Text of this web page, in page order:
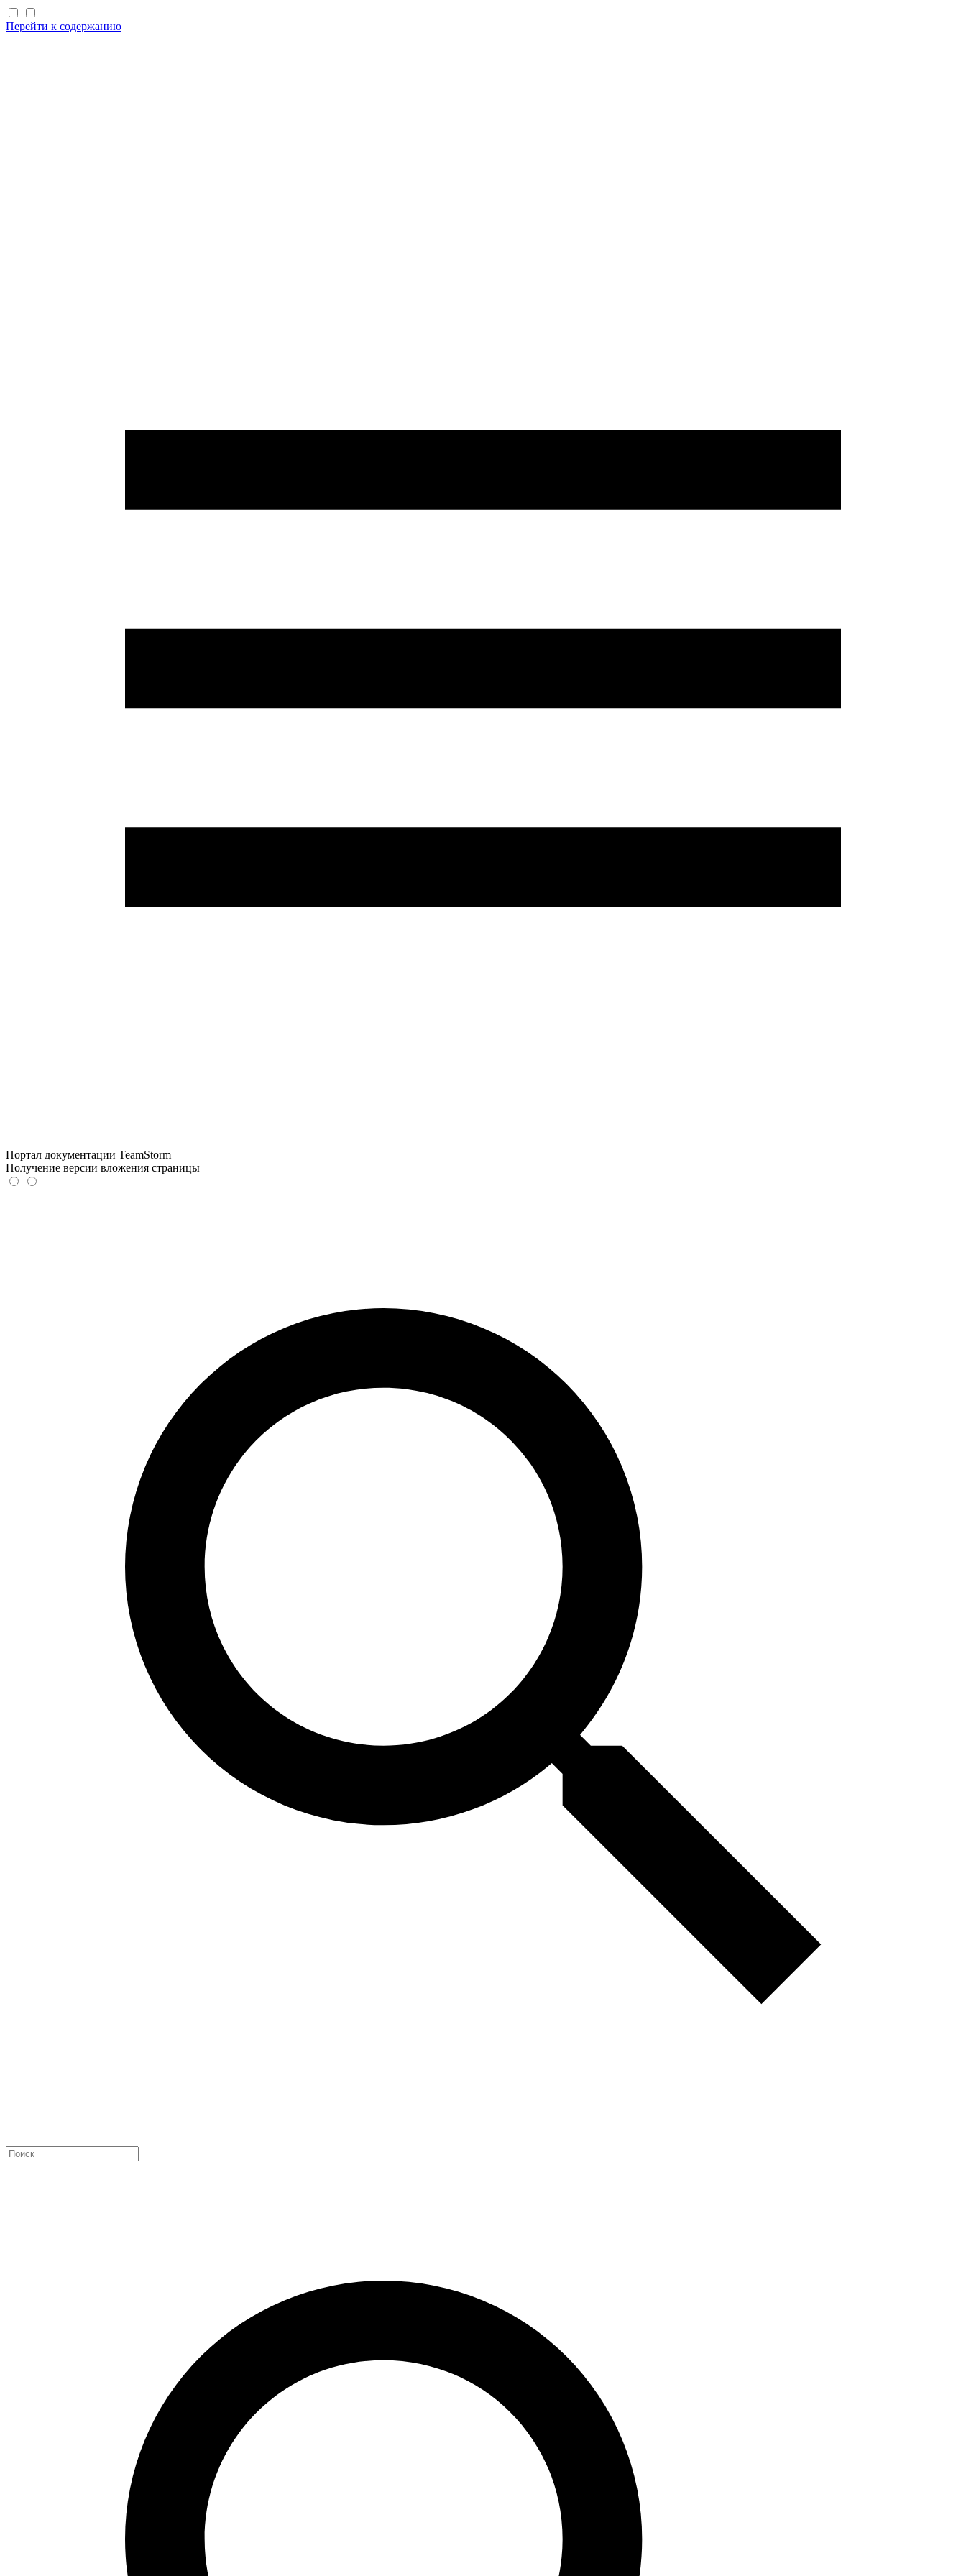
Перейти к содержанию
Портал документации TeamStorm
Получение версии вложения страницы